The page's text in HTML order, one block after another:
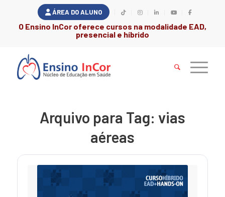
ÁREA DO ALUNO
O Ensino InCor oferece cursos na modalidade EAD,
presencial e híbrido
Arquivo para Tag: vias
aéreas